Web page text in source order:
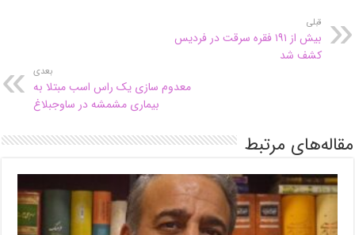
قبلی
بیش از ۱۹۱ فقره سرقت در فردیس
کشف شد
بعدی
معدوم سازی یک راس اسب مبتلا به
بیماری مشمشه در ساوجبلاغ
مقاله‌های مرتبط